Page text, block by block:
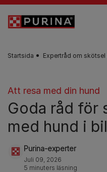
Skip to main content
Startsida Expertråd om
Att resa med din hund
Goda råd för
med hund i bil
Purina-experter
Juli 09, 2026
5 minuters läsning